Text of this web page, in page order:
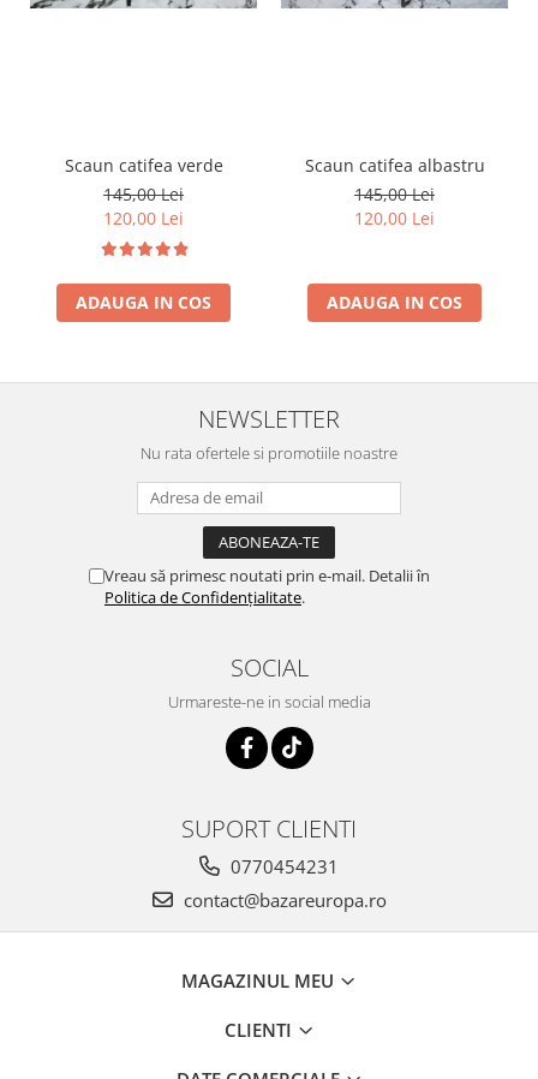
Scaun catifea verde
145,00 Lei
120,00 Lei
ADAUGA IN COS
Scaun catifea albastru
145,00 Lei
120,00 Lei
ADAUGA IN COS
NEWSLETTER
Nu rata ofertele si promotiile noastre
Vreau să primesc noutati prin e-mail. Detalii în
Politica de Confidențialitate.
SOCIAL
Urmareste-ne in social media
SUPORT CLIENTI
0770454231
contact@bazareuropa.ro
MAGAZINUL MEU
CLIENTI